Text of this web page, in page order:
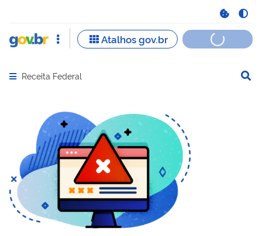
Abrir menu principal de navegação
Receita Federal